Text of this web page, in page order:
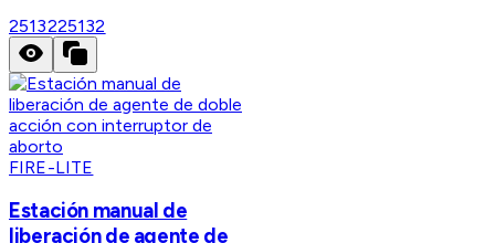
2513225132
FIRE-LITE
Estación manual de
liberación de agente de